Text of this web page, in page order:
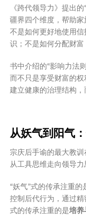
《跨代领导力》提出
疆界四个维度，帮助
不是如何更好地使用
识；不是如何分配财
书中介绍的“影响力法
而不只是享受财富的
建立健康的治理结构，
从妖气到阳气
宗庆后手谕的最大教训
从工具思维走向领导力
“妖气”式的传承注重的
控制后代行为，通过
式的传承注重的是培养